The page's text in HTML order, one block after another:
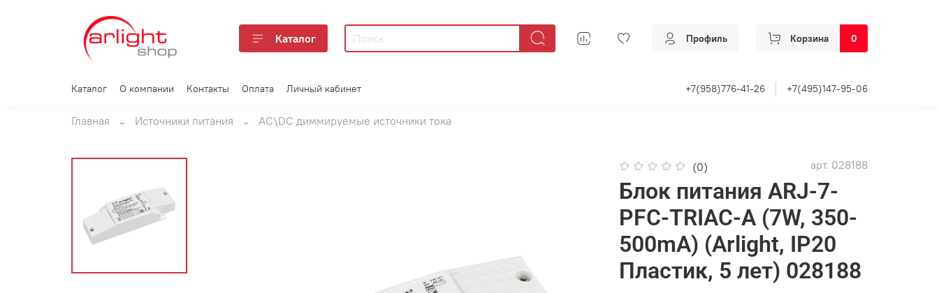
Каталог Профиль Корзина 0
Каталог О компании Контакты Оплата Личный кабинет +7(958)776-41-26 +7(495)147-95-06
Главная Источники питания AC\DC диммируемые источники тока
(0) арт. 028188
Блок питания ARJ-7-
PFC-TRIAC-A (7W, 350-
500mA) (Arlight, IP20
Пластик, 5 лет) 028188